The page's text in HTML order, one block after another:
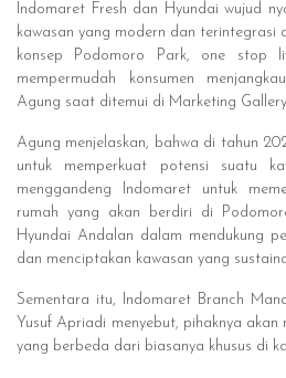
Indomaret Fresh dan Hyundai wujud
kawasan yang modern dan terintegrasi
konsep Podomoro Park, one stop
mempermudah konsumen
Agung saat ditemui di Marketing
Agung menjelaskan, bahwa di tahun
untuk memperkuat potensi suatu
menggandeng Indomaret untuk
rumah yang akan berdiri di
Hyundai Andalan dalam mendukung
dan menciptakan kawasan yang
Sementara itu, Indomaret Branch
Yusuf Apriadi menyebut, pihaknya akan
yang berbeda dari biasanya khusus di